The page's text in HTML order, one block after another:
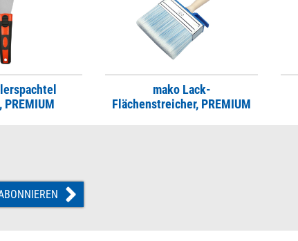
mako Lack-
Flächenstreicher, PREMIUM